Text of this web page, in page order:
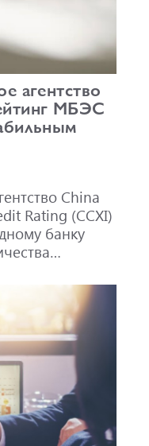
агентство
МБЭС
China
Rating (CCXI)
банку